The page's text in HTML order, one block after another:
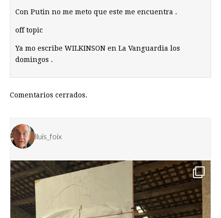
Con Putin no me meto que este me encuentra .
off topic
Ya mo escribe WILKINSON en La Vanguardia los
domingos .
Comentarios cerrados.
lluis_foix